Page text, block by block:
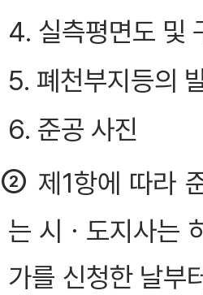
4. 실측평면도 및
5. 폐천부지등의
6. 준공 사진
② 제1항에 따라
는 시ㆍ도지사는
가를 신청한 날부